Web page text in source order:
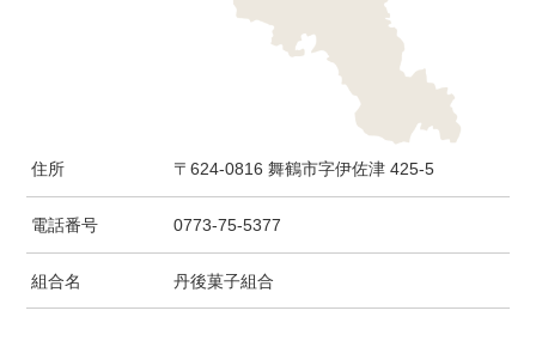
住所 〒624-0816 舞鶴市字伊佐津 425-5
電話番号 0773-75-5377
組合名 丹後菓子組合